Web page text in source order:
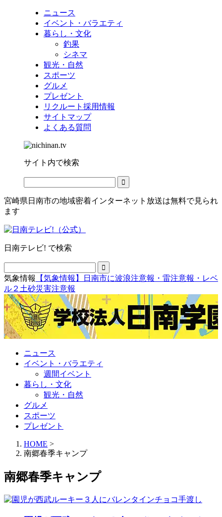
ニュース
イベント・バラエティ
暮らし・文化
釣果
シネマ
観光・自然
スポーツ
グルメ
プレゼント
リクルート採用情報
サイトマップ
よくある質問
サイト内で検索
宮崎県日南市の地域密着インターネット放送は無料で見られ
ます
日南テレビ! で検索
気象情報
【気象情報】日南市に波浪注意報・雷注意報・レベ
ル２土砂災害注意報
ニュース
イベント・バラエティ
週間イベント
暮らし・文化
観光・自然
グルメ
スポーツ
プレゼント
HOME >
南郷春季キャンプ
南郷春季キャンプ